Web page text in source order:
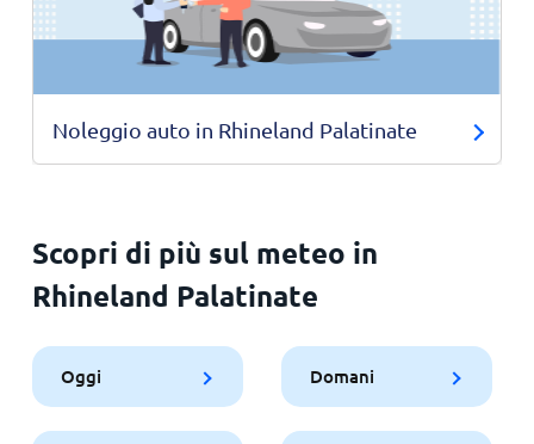
Noleggio auto in Rhineland Palatinate
Scopri di più sul meteo in
Rhineland Palatinate
Oggi Domani